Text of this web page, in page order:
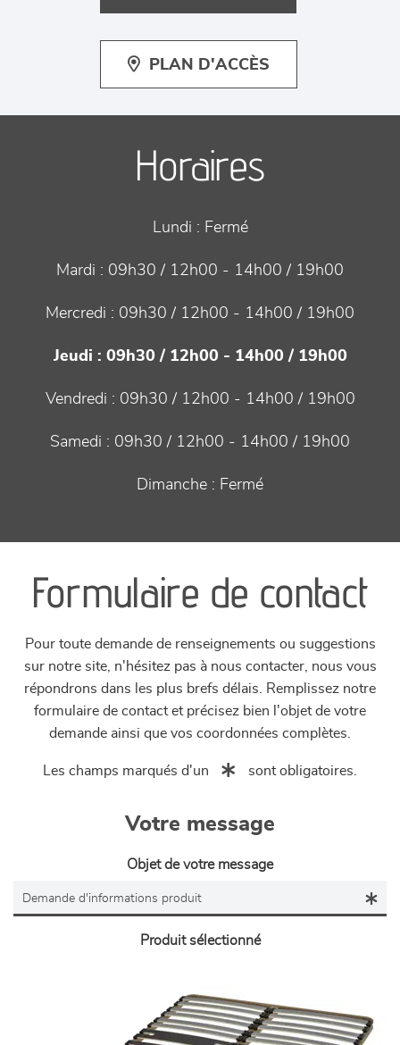
PLAN D'ACCÈS
Horaires
Lundi : Fermé
Mardi : 09h30 / 12h00 - 14h00 / 19h00
Mercredi : 09h30 / 12h00 - 14h00 / 19h00
Jeudi : 09h30 / 12h00 - 14h00 / 19h00
Vendredi : 09h30 / 12h00 - 14h00 / 19h00
Samedi : 09h30 / 12h00 - 14h00 / 19h00
Dimanche : Fermé
Formulaire de contact
Pour toute demande de renseignements ou suggestions
sur notre site, n'hésitez pas à nous contacter, nous vous
répondrons dans les plus brefs délais. Remplissez notre
formulaire de contact et précisez bien l'objet de votre
demande ainsi que vos coordonnées complètes.
Les champs marqués d'un sont obligatoires.
Votre message
Objet de votre message
Produit sélectionné